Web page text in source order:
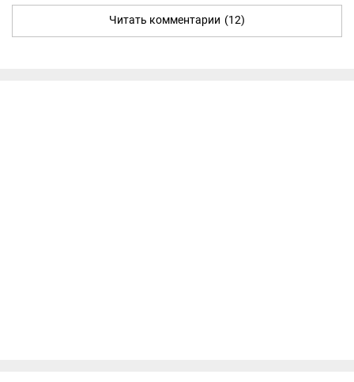
Читать комментарии (12)